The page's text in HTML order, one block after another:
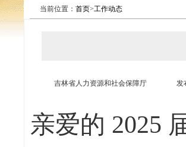
当前位置： 首页>工作动态
吉林省人力资源和社会保障厅 发
亲爱的 2025